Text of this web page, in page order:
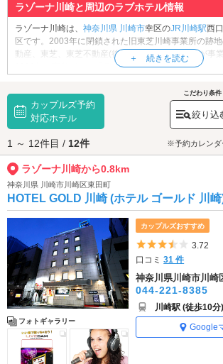
ラゾーナ川崎と周辺のラブホテル情報
ラゾーナ川崎は、 神奈川県 川崎市幸区のJR川崎駅西
区です。2003年に閉鎖された旧東芝川崎事業所の跡
動産、東芝、東芝不動産(後のNREG東芝不動産)が事
2006年に商業ゾーン「ラゾーナ川崎プラザ」がオー
川崎東芝ビル」がそれぞれ竣工しました。また、
学館」が開館。川崎の新たな人気スポットとして発展
めは、多彩なテナントに加え、映画館まで揃っている
ザ」です。ぜひお出かけください。
ラゾーナ川崎へは、
川崎駅周辺エリアのラブホテルか
です。
カップルズ予約
対応ホテル
こだわり条件
絞り込
1 ～ 12件目 / 12件 ※予約カレンダ
ラゾーナ川崎から0.8km
神奈川県 川崎市川崎区東田町
HOTEL GOLD 川崎 (ホテル ゴールド 川
フォトギャラリー
カップルズおすすめ
5つ星
3.72
口コミ31 件
神奈川県川崎市川崎
044-221-8385
川崎駅 (徒歩10分)
Google